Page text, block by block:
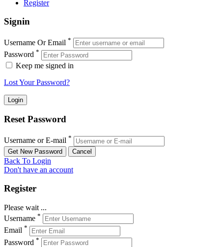
Register
Signin
Username Or Email *
Password *
Keep me signed in
Lost Your Password?
Reset Password
Username or E-mail *
Back To Login
Don't have an account
Register
Please wait ...
Username *
Email *
Password *